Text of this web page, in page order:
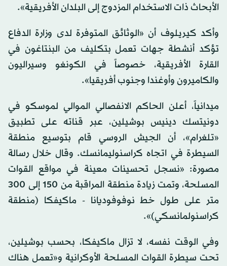
الأبحاث ذات الاستخدام المزدوج إلى البلدان الأفريقية».
وأكد كيريلوف أن «الوثائق المتوفرة لدى وزارة الدفاع
تؤكد أنشطة جهات تعمل بتكليف من البنتاغون في
القارة الأفريقية، خصوصاً في الكونغو وسيراليون
والكاميرون وأوغندا وجنوب أفريقيا».
ميدانياً، أعلن الحاكم الانفصالي الموالي لموسكو في
دونيتسك دينيس بوشيلين، عبر قناته على تطبيق
«تلغرام»، أن الجيش الروسي قام بتوسيع منطقة
السيطرة في اتجاه كراسنوليمانسك. وقال خلال رسالة
مصورة: «نسجل تحسينات معينة في مواقع القوات
المسلحة، وتمت زيادة منطقة المراقبة من 150 إلى 300
متر على طول خط نوفوفوديانا - ماكيفكا (منطقة
كراسنولمانسكي)».
وفي الوقت نفسه، لا تزال ماكيفكا، بحسب بوشيلين،
تحت سيطرة القوات المسلحة الأوكرانية و«تعمل هناك